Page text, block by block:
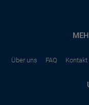
Über uns FAQ Kontakt